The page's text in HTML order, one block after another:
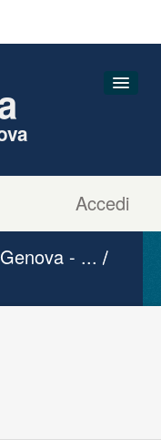
Accedi
- ...